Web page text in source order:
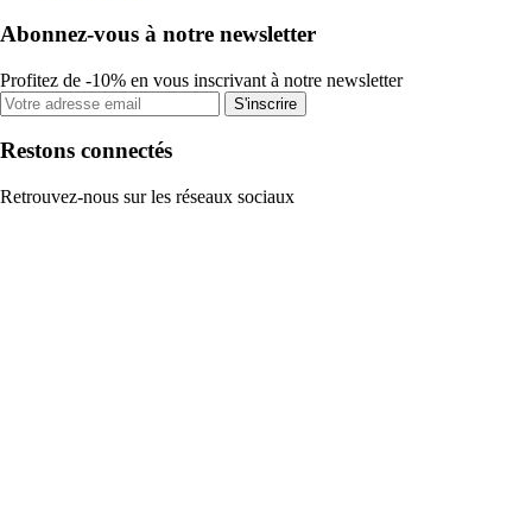
Abonnez-vous à notre newsletter
Profitez de -10% en vous inscrivant à notre newsletter
S'inscrire
Restons connectés
Retrouvez-nous sur les réseaux sociaux